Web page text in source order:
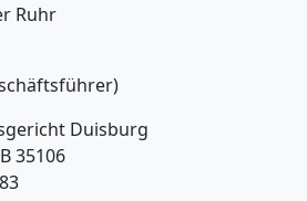
Ruhr
Duisburg
35106